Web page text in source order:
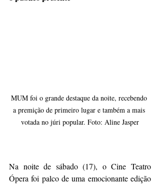
MUM foi o grande destaque da noite, recebendo
a premição de primeiro lugar e também a mais
votada no júri popular. Foto: Aline Jasper
Na noite de sábado (17), o Cine Teatro
Ópera foi palco de uma emocionante edição